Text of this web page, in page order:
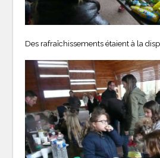
Des rafraîchissements étaient à la